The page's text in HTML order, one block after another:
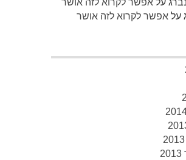
על אפשר לקרוא לזה אושר
על אפשר לקרוא לזה אושר